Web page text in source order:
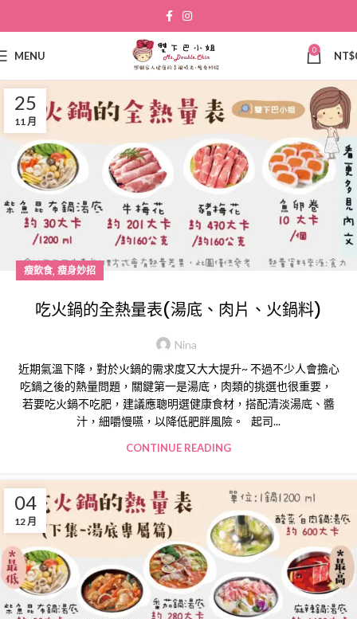
MENU 0 NT$
25
11 月
瘦飲食, 瘦身妙招
吃火鍋的全熱量表(湯底、肉片、火鍋料)
Nina
近期氣溫下降，對於火鍋的需求度又大大提升~ 不過不少人會擔心
吃鍋之後的熱量問題，關鍵第一是湯底，肉類的挑選也很重要，
若要吃火鍋不吃肥，建議應聰明選健康食材，搭配清淡湯底、醬
汁，細嚼慢嚥，以降低肥胖風險。 起司...
CONTINUE READING
04
12 月